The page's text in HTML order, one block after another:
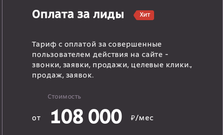
Оплата за лиды Хит
Тариф с оплатой за совершенные
пользователем действия на сайте -
звонки, заявки, продажи, целевые клики.,
продаж, заявок.
Стоимость
от 108 000 ₽/мес